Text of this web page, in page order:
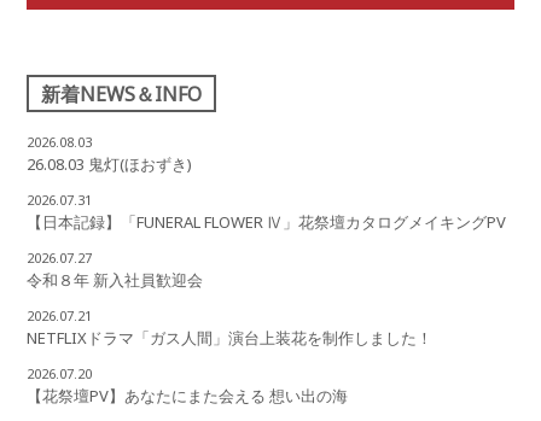
新着NEWS＆INFO
2026.08.03
26.08.03 鬼灯(ほおずき)
2026.07.31
【日本記録】「FUNERAL FLOWER Ⅳ」花祭壇カタログメイキングPV
2026.07.27
令和８年 新入社員歓迎会
2026.07.21
NETFLIXドラマ「ガス人間」演台上装花を制作しました！
2026.07.20
【花祭壇PV】あなたにまた会える 想い出の海